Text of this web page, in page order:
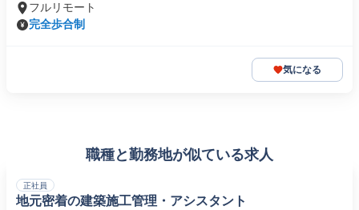
フルリモート
完全歩合制
気になる
職種と勤務地が似ている求人
正社員
地元密着の建築施工管理・アシスタント